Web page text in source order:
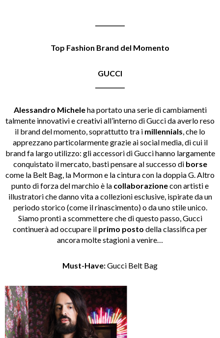
Top Fashion Brand del Momento
GUCCI
Alessandro Micheleha portato una serie di cambiamenti
talmente innovativi e creativi all’interno di Gucci da averlo reso
il brand del momento, soprattutto tra i millennials, che lo
apprezzano particolarmente grazie ai social media, di cui il
brand fa largo utilizzo: gli accessori di Gucci hanno largamente
conquistato il mercato, basti pensare al successo di borse
come la Belt Bag, la Mormon e la cintura con la doppia G. Altro
punto di forza del marchio è la collaborazionecon artisti e
illustratori che danno vita a collezioni esclusive, ispirate da un
periodo storico (come il rinascimento) o da uno stile unico.
Siamo pronti a scommettere che di questo passo, Gucci
continuerà ad occupare il primo posto della classifica per
ancora molte stagioni a venire…
Must-Have:Gucci Belt Bag